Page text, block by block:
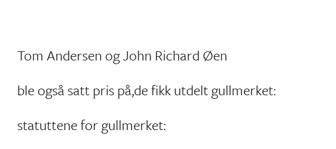
Tom Andersen og John Richard Øen
ble også satt pris på,de fikk utdelt gullmerket:
statuttene for gullmerket: